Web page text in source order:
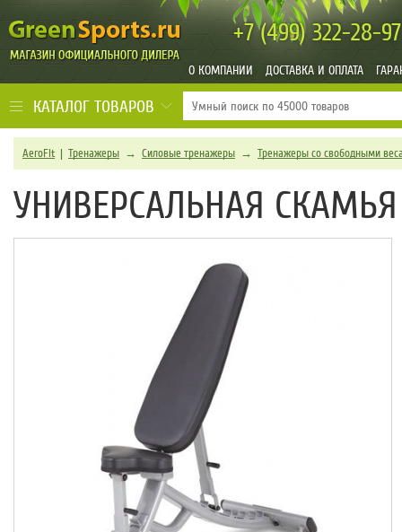
+7 (499)322-28-97
О КОМПАНИИ ДОСТАВКА И ОПЛАТА
КАТАЛОГ ТОВАРОВ
AeroFit| Тренажеры → Силовые тренажеры → Тренажеры со свободными
УНИВЕРСАЛЬНАЯ СКАМЬЯ